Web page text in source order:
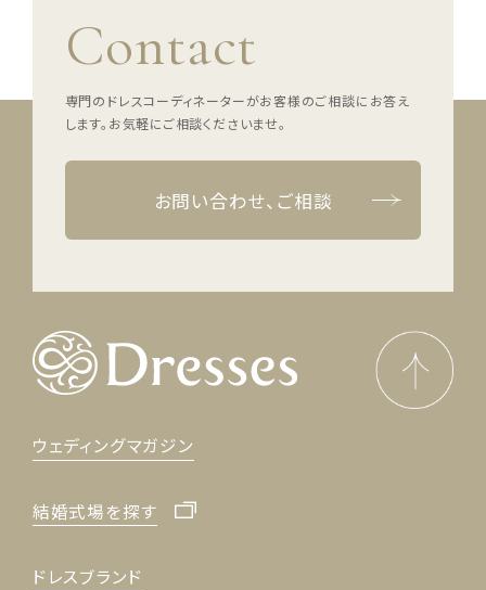
Contact
専門のドレスコーディネーターがお客様のご相談にお答え
します。 お気軽にご相談くださいませ。
お問い合わせ、ご相談
ウェディングマガジン
結婚式場を探す
ドレスブランド